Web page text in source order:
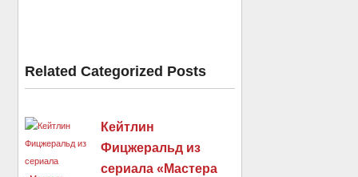
Related Categorized Posts
Кейтлин
Фицжеральд из
сериала «Мастера